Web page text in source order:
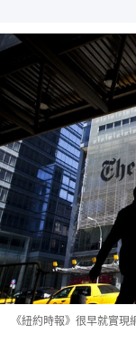
《紐約時報》很早就實